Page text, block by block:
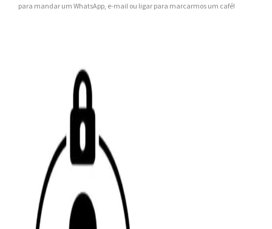
para mandar um WhatsApp, e-mail ou ligar para marcarmos um café!